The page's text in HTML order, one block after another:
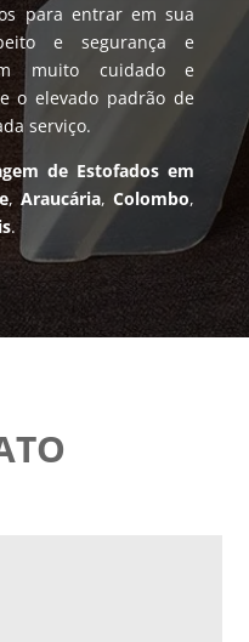
para entrar em sua
e segurança e
muito cuidado e
o elevado padrão de
serviço.
de Estofados em
,Araucária,Colombo,
.